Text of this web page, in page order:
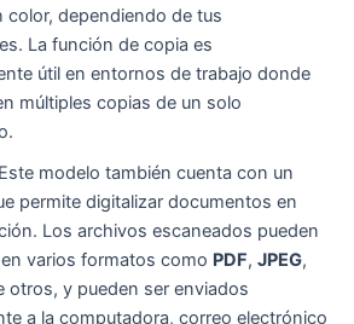
color, dependiendo de tus
La función de copia es
útil en entornos de trabajo donde
múltiples copias de un solo
modelo también cuenta con un
permite digitalizar documentos en
Los archivos escaneados pueden
varios formatos como PDF, JPEG,
otros, y pueden ser enviados
a la computadora, correo electrónico